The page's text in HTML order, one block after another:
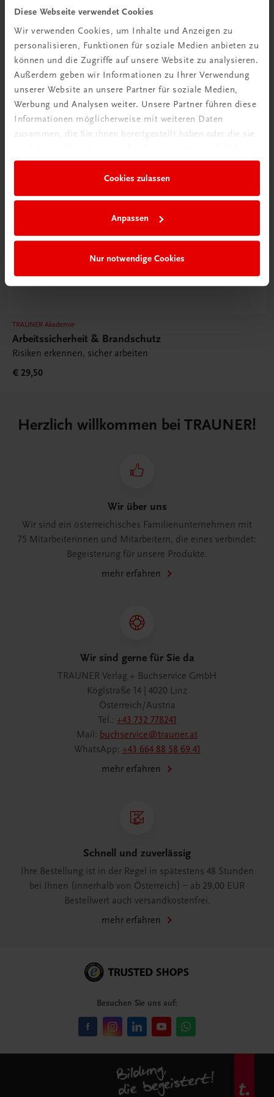
Diese Webseite verwendet Cookies
Wir verwenden Cookies, um Inhalte und Anzeigen zu
personalisieren, Funktionen für soziale Medien anbieten zu
können und die Zugriffe auf unsere Website zu analysieren.
Außerdem geben wir Informationen zu Ihrer Verwendung
unserer Website an unsere Partner für soziale Medien,
Werbung und Analysen weiter. Unsere Partner führen diese
Informationen möglicherweise mit weiteren Daten
zusammen, die Sie ihnen bereitgestellt haben oder die sie
Cookies zulassen
Anpassen
Nur notwendige Cookies
Hygiene Basics
Hygiene leicht gemacht – sicher, sauber, professionell
TRAUNER Akademie
Arbeitssicherheit & Brandschutz
Risiken erkennen, sicher arbeiten
€ 29,50
Herzlich willkommen bei TRAUNER!
Wir über uns
Wir sind ein österreichisches Familienunternehmen mit
75 Mitarbeiterinnen und Mitarbeitern, die eines verbindet:
Begeisterung für unsere Produkte.
mehr erfahren
Wir sind gerne für Sie da
TRAUNER Verlag + Buchservice GmbH
Köglstraße 14 | 4020 Linz
Österreich/Austria
Tel.: +43 732 778241
Mail: buchservice@trauner.at
WhatsApp: +43 664 88 58 69 41
mehr erfahren
Schnell und zuverlässig
Ihre Bestellung ist in der Regel in spätestens 48 Stunden
bei Ihnen (innerhalb von Österreich) – ab 29,00 EUR
Bestellwert auch versandkostenfrei.
mehr erfahren
Besuchen Sie uns auf: